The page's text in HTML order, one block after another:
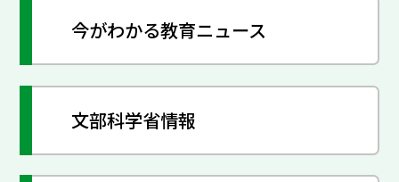
今がわかる教育ニュース
文部科学省情報